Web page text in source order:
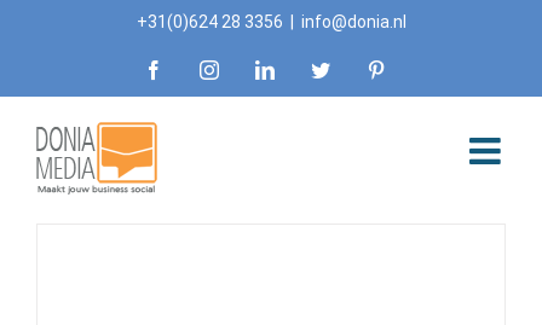
+31(0)624 28 3356 info@donia.nl
FacebookInstagramLinkedInTwitter